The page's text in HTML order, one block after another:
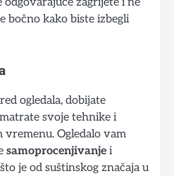
bočno kako biste izbegli
ogledala, dobijate
svoje tehnike i
Ogledalo vam
samoprocenjivanje i
je od suštinskog značaja u